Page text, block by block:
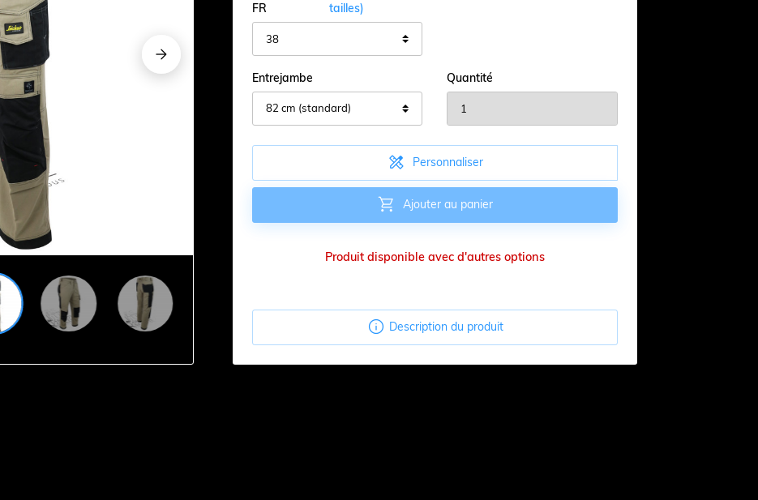
























FR
tailles)
Entrejambe Quantité
 Personnaliser
 Ajouter au panier
Produit disponible avec d'autres options
 Description du produit